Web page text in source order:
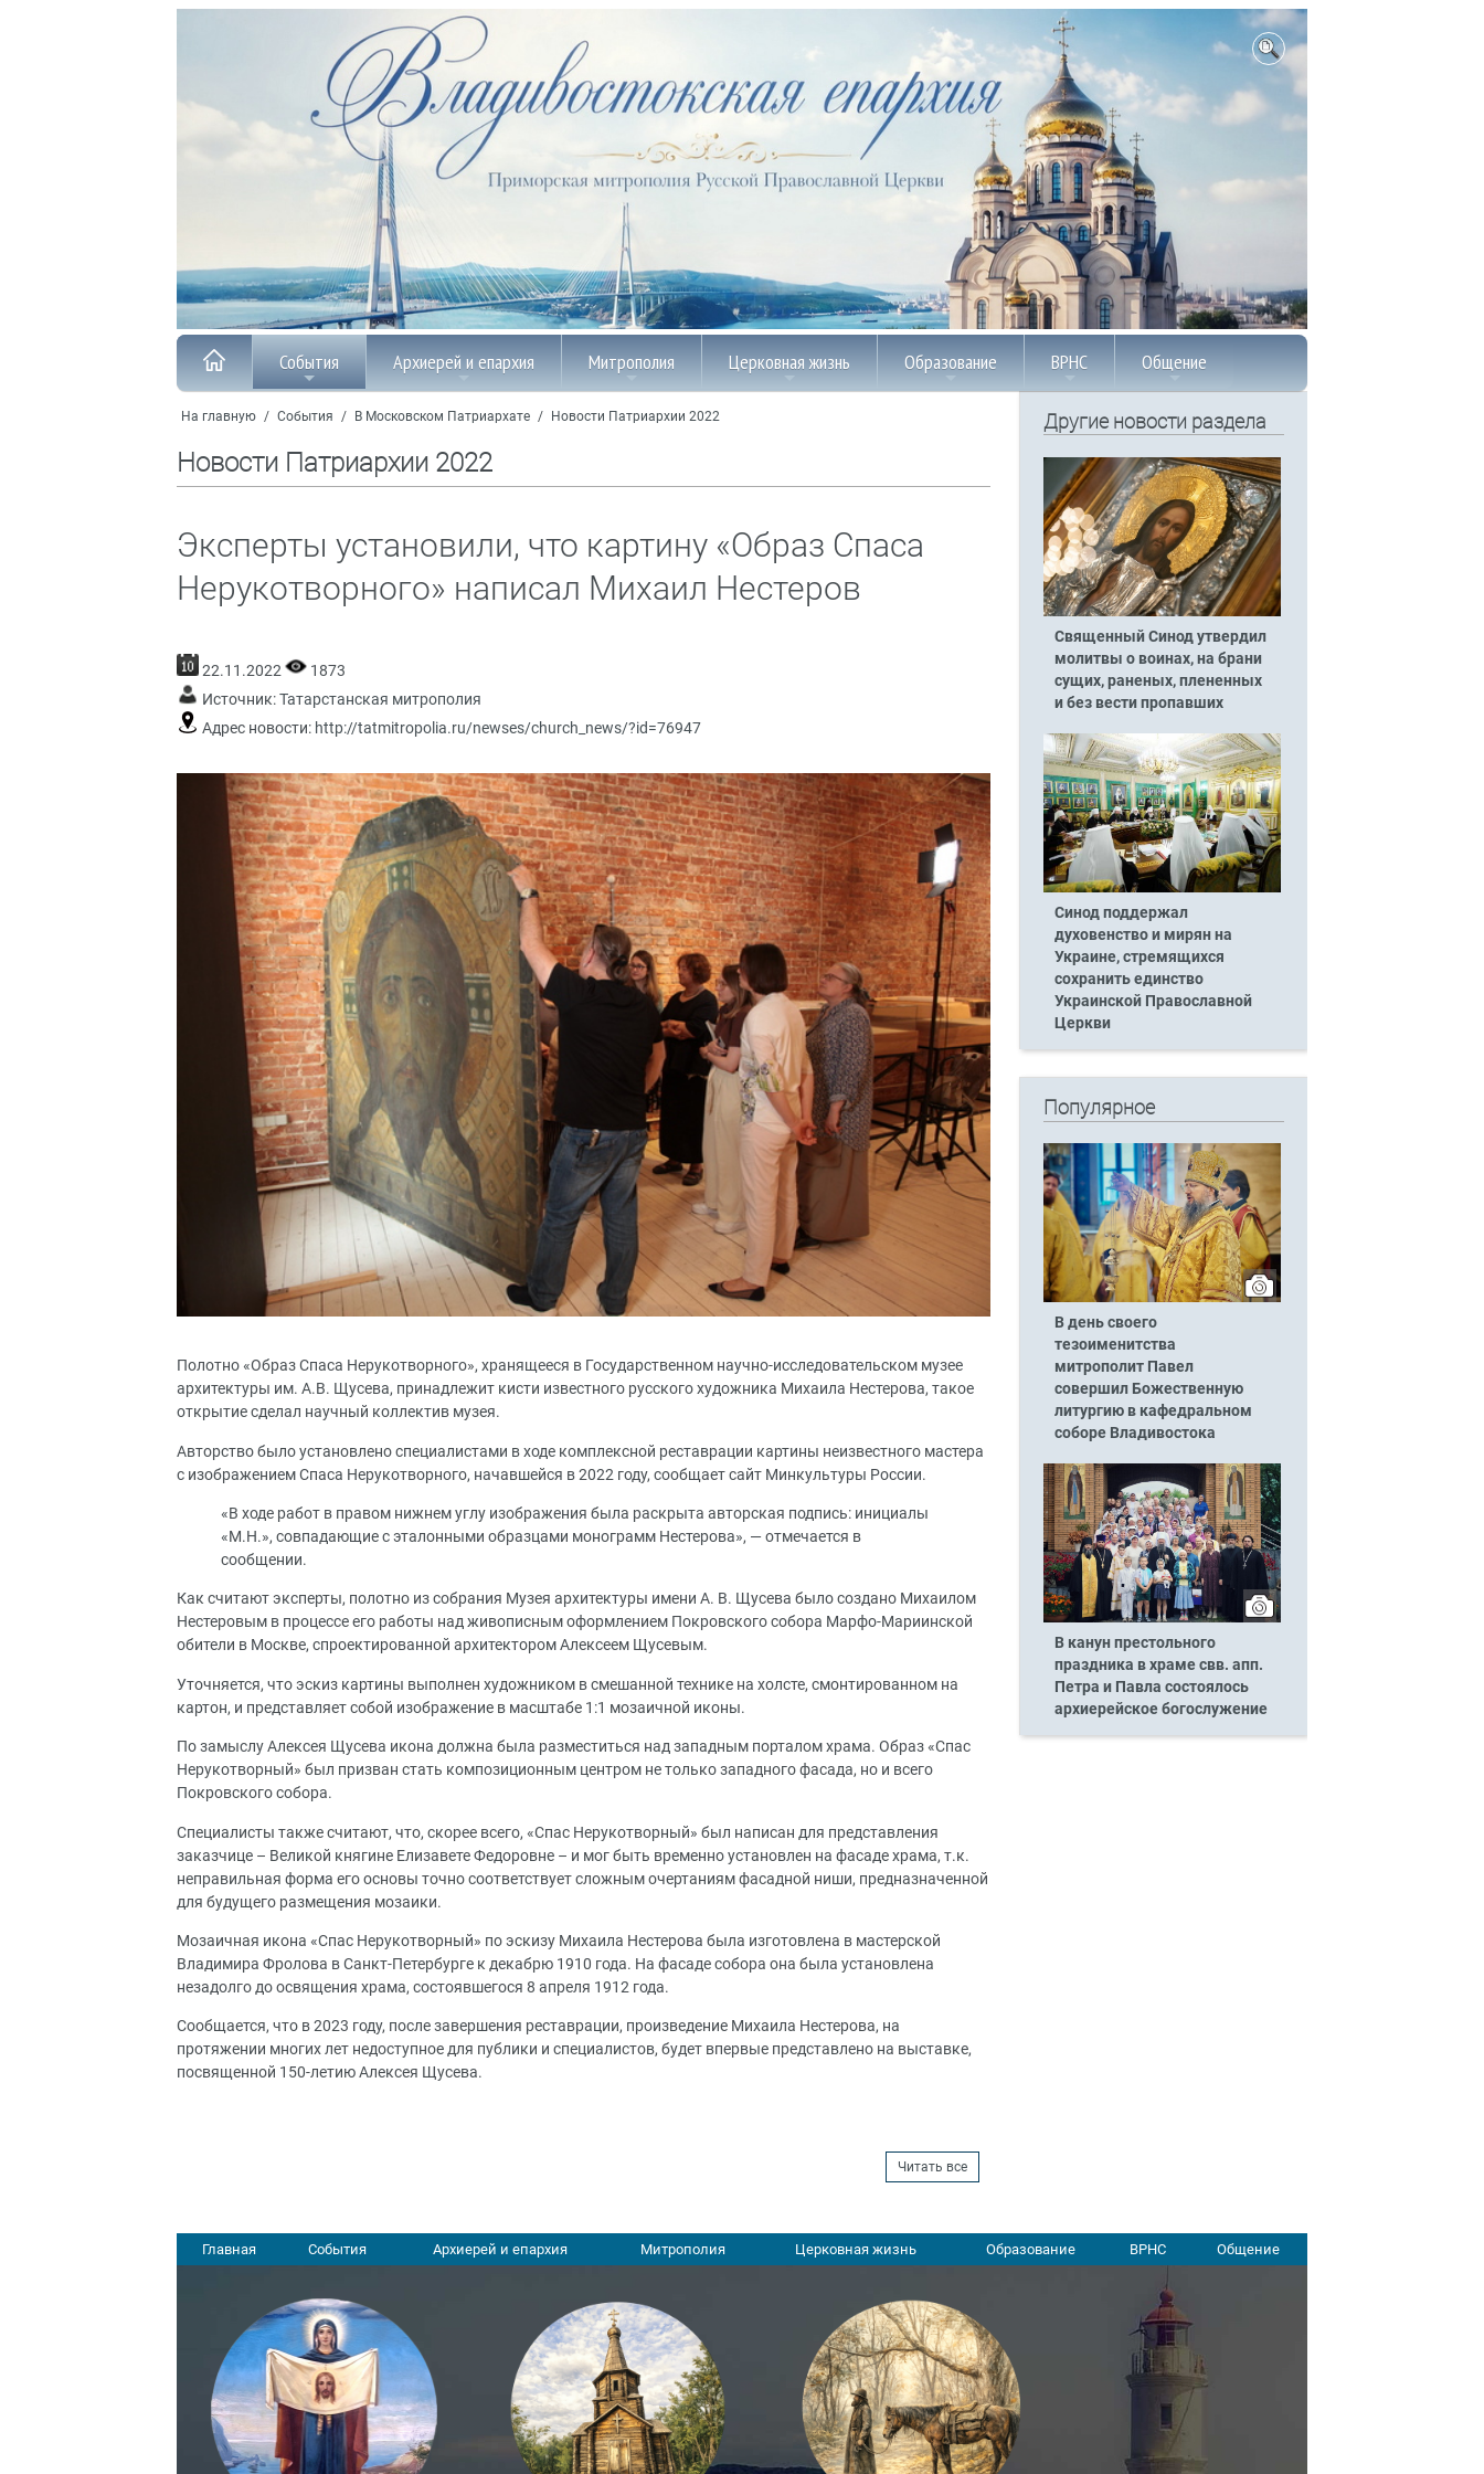
События Архиерей и епархия Митрополия Церковная жизнь Образование ВРНС Общение
На главную / События / В Московском Патриархате / Новости Патриархии 2022
Новости Патриархии 2022
Эксперты установили, что картину «Образ Спаса
Нерукотворного» написал Михаил Нестеров
22.11.2022
1873
Источник:Татарстанская митрополия
Адрес новости: http://tatmitropolia.ru/newses/church_news/?id=76947
Полотно «Образ Спаса Нерукотворного», хранящееся в Государственном научно-исследовательском музее
архитектуры им. А.В. Щусева, принадлежит кисти известного русского художника Михаила Нестерова, такое
открытие сделал научный коллектив музея.
Авторство было установлено специалистами в ходе комплексной реставрации картины неизвестного мастера
с изображением Спаса Нерукотворного, начавшейся в 2022 году, сообщает сайт Минкультуры России.
«В ходе работ в правом нижнем углу изображения была раскрыта авторская подпись: инициалы
«М.Н.», совпадающие с эталонными образцами монограмм Нестерова», — отмечается в
сообщении.
Как считают эксперты, полотно из собрания Музея архитектуры имени А. В. Щусева было создано Михаилом
Нестеровым в процессе его работы над живописным оформлением Покровского собора Марфо-Мариинской
обители в Москве, спроектированной архитектором Алексеем Щусевым.
Уточняется, что эскиз картины выполнен художником в смешанной технике на холсте, смонтированном на
картон, и представляет собой изображение в масштабе 1:1 мозаичной иконы.
По замыслу Алексея Щусева икона должна была разместиться над западным порталом храма. Образ «Спас
Нерукотворный» был призван стать композиционным центром не только западного фасада, но и всего
Покровского собора.
Специалисты также считают, что, скорее всего, «Спас Нерукотворный» был написан для представления
заказчице – Великой княгине Елизавете Федоровне – и мог быть временно установлен на фасаде храма, т.к.
неправильная форма его основы точно соответствует сложным очертаниям фасадной ниши, предназначенной
для будущего размещения мозаики.
Мозаичная икона «Спас Нерукотворный» по эскизу Михаила Нестерова была изготовлена в мастерской
Владимира Фролова в Санкт-Петербурге к декабрю 1910 года. На фасаде собора она была установлена
незадолго до освящения храма, состоявшегося 8 апреля 1912 года.
Сообщается, что в 2023 году, после завершения реставрации, произведение Михаила Нестерова, на
протяжении многих лет недоступное для публики и специалистов, будет впервые представлено на выставке,
посвященной 150-летию Алексея Щусева.
Читать все
Другие новости раздела
Священный Синод утвердил
молитвы о воинах, на брани
сущих, раненых, плененных
и без вести пропавших
Синод поддержал
духовенство и мирян на
Украине, стремящихся
сохранить единство
Украинской Православной
Церкви
Популярное
В день своего
тезоименитства
митрополит Павел
совершил Божественную
литургию в кафедральном
соборе Владивостока
В канун престольного
праздника в храме свв. апп.
Петра и Павла состоялось
архиерейское богослужение
Главная События Архиерей и епархия Митрополия Церковная жизнь Образование ВРНС Общение